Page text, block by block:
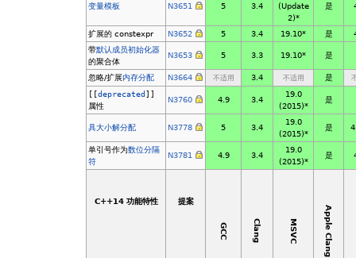
变量模板 N3651 5 3.4
(Update
2)*
是
扩展的 constexpr N3652 5 3.4 19.10* 是
带默认成员初始化器
的聚合体
N3653 5 3.3 19.10* 是
忽略/扩展内存分配 N3664 不适用 3.4 不适用 是
[[deprecated]]
属性
N3760 4.9 3.4
19.0
(2015)*
是
具大小解分配 N3778 5 3.4
19.0
(2015)*
是
单引号作为数位分隔
符
N3781 4.9 3.4
19.0
(2015)*
是
C++14 功能特性 提案
GCC Clang MSVC Apple Clang